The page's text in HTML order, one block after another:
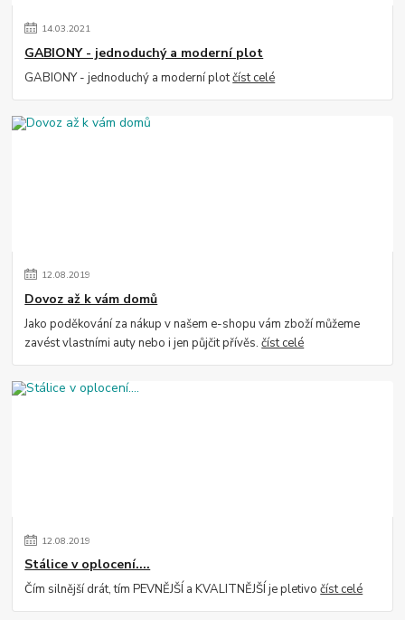
14.03.2021
GABIONY - jednoduchý a moderní plot
GABIONY - jednoduchý a moderní plotčíst celé
12.08.2019
Dovoz až k vám domů
Jako poděkování za nákup v našem e-shopu vám zboží můžeme
zavést vlastními auty nebo i jen půjčit přívěs.číst celé
12.08.2019
Stálice v oplocení....
Čím silnější drát, tím PEVNĚJŠÍ a KVALITNĚJŠÍ je pletivočíst celé